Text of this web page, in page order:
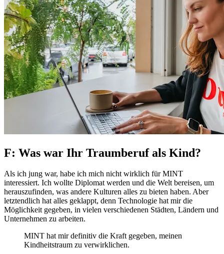
F: Was war Ihr Traumberuf als Kind?
Als ich jung war, habe ich mich nicht wirklich für MINT
interessiert. Ich wollte Diplomat werden und die Welt bereisen, um
herauszufinden, was andere Kulturen alles zu bieten haben. Aber
letztendlich hat alles geklappt, denn Technologie hat mir die
Möglichkeit gegeben, in vielen verschiedenen Städten, Ländern und
Unternehmen zu arbeiten.
MINT hat mir definitiv die Kraft gegeben, meinen
Kindheitstraum zu verwirklichen.